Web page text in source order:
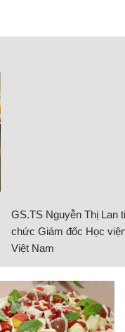
GS.TS Nguyễn Thị Lan
chức Giám đốc Học
Việt Nam